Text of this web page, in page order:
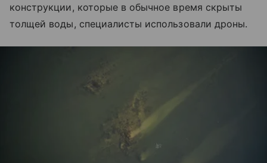
конструкции, которые в обычное время скрыты
толщей воды, специалисты использовали дроны.